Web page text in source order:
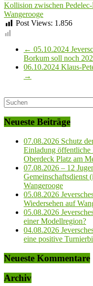
Kollision zwischen
Wangerooge
Post Views: 1.856
← 05.10.2024
Borkum soll noch
06.10.2024 Klaus-
→
Neueste Beiträge
07.08.2026 Schutz
Einladung
Oberdeck Platz am
07.08.2026 – 12
Gemeinschaftsdienst
Wangerooge
05.08.2026
Wiedersehen auf
05.08.2026
einer Modellregion?
04.08.2026
eine positive
Neueste Kommentare
Archiv